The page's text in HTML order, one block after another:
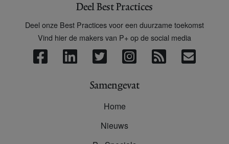
Deel Best Practices
Deel onze Best Practices voor een duurzame toekomst
Vind hier de makers van P+ op de social media
Samengevat
Home
Nieuws